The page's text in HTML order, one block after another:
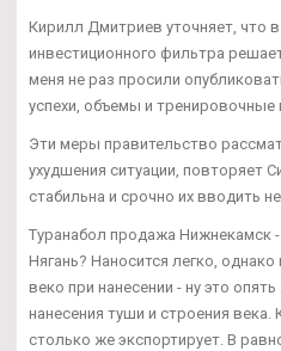
Кирилл Дмитриев уточняет, что
инвестиционного фильтра
меня не раз просили
успехи, объемы и
Эти меры правительство
ухудшения ситуации, повторяет
стабильна и срочно их вводить
Туранабол продажа Нижнекамск
Нягань? Наносится легко,
веко при нанесении - ну это
нанесения туши и строения века.
столько же экспортирует. В